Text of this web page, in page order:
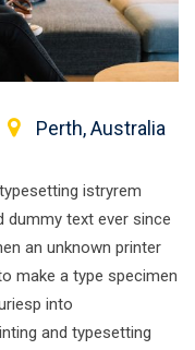
Perth, Australia
istryrem
dummy text ever since
an unknown printer
make a type specimen
into
and typesetting